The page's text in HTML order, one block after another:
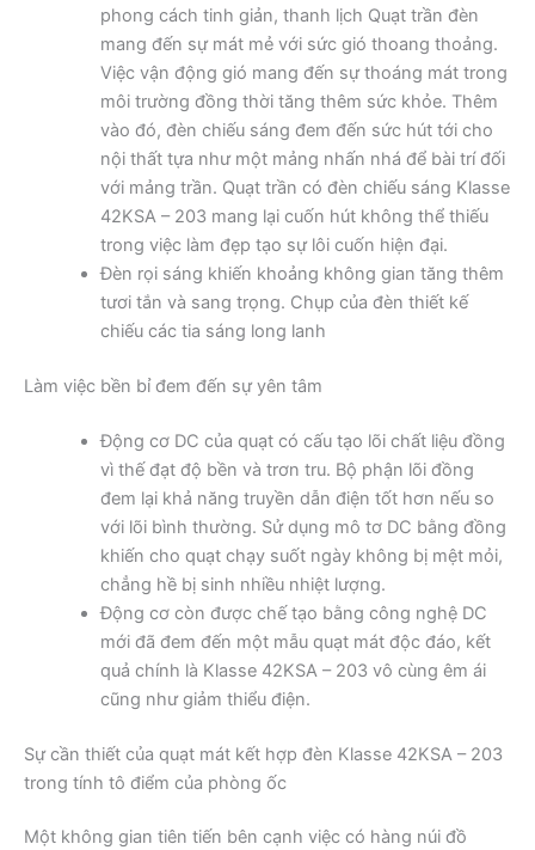
phong cách tinh giản, thanh lịch Quạt trần đèn
mang đến sự mát mẻ với sức gió thoang thoảng.
Việc vận động gió mang đến sự thoáng mát trong
môi trường đồng thời tăng thêm sức khỏe. Thêm
vào đó, đèn chiếu sáng đem đến sức hút tới cho
nội thất tựa như một mảng nhấn nhá để bài trí đối
với mảng trần. Quạt trần có đèn chiếu sáng Klasse
42KSA – 203 mang lại cuốn hút không thể thiếu
trong việc làm đẹp tạo sự lôi cuốn hiện đại.
Đèn rọi sáng khiến khoảng không gian tăng thêm
tươi tắn và sang trọng. Chụp của đèn thiết kế
chiếu các tia sáng long lanh
Làm việc bền bỉ đem đến sự yên tâm
Động cơ DC của quạt có cấu tạo lõi chất liệu đồng
vì thế đạt độ bền và trơn tru. Bộ phận lõi đồng
đem lại khả năng truyền dẫn điện tốt hơn nếu so
với lõi bình thường. Sử dụng mô tơ DC bằng đồng
khiến cho quạt chạy suốt ngày không bị mệt mỏi,
chẳng hề bị sinh nhiều nhiệt lượng.
Động cơ còn được chế tạo bằng công nghệ DC
mới đã đem đến một mẫu quạt mát độc đáo, kết
quả chính là Klasse 42KSA – 203 vô cùng êm ái
cũng như giảm thiểu điện.
Sự cần thiết của quạt mát kết hợp đèn Klasse 42KSA – 203
trong tính tô điểm của phòng ốc
Một không gian tiên tiến bên cạnh việc có hàng núi đồ